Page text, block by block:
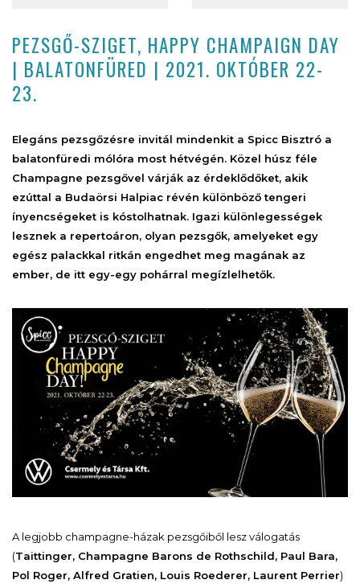
PEZSGŐ-SZIGET, HAPPY CHAMPAIGN DAY
| BALATONFÜRED | 2021. OKTÓBER 22-
23.
Elegáns pezsgőzésre invitál mindenkit a Spicc Bisztró a
balatonfüredi mólóra most hétvégén. Közel húsz féle
Champagne pezsgővel várják az érdeklődőket, akik
ezúttal a Budaörsi Halpiac révén különböző tengeri
ínyencségeket is kóstolhatnak. Igazi különlegességek
lesznek a repertoáron, olyan pezsgők, amelyeket egy
egész palackkal ritkán engedhet meg magának az
ember, de itt egy-egy pohárral megízlelhetők.
A legjobb champagne-házak pezsgőiből lesz válogatás
(Taittinger, Champagne Barons de Rothschild, Paul Bara,
Pol Roger, Alfred Gratien, Louis Roederer, Laurent Perrier)